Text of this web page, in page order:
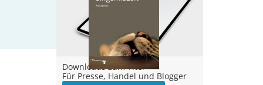
Downloads zum Titel –
Für Presse, Handel und Blogger